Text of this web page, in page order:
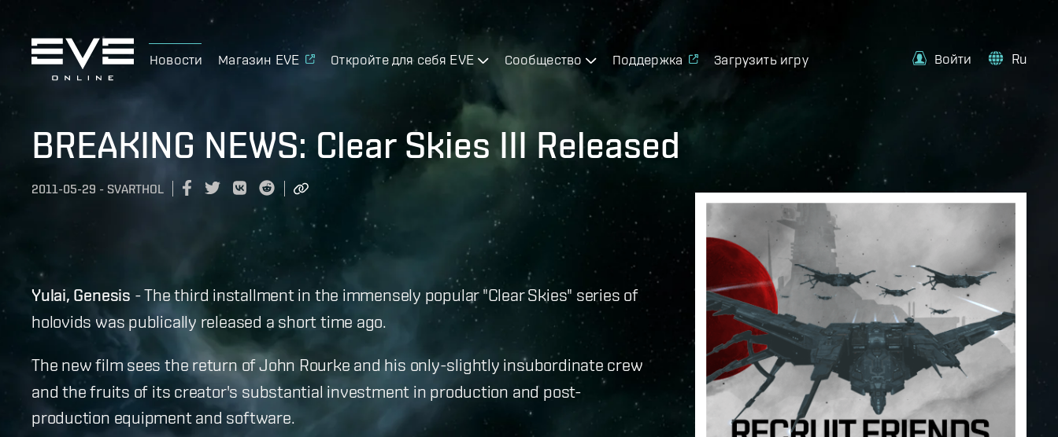
Новости Магазин EVE Откройте для себя EVE Сообщество Поддержка Загрузить игру Войти Ru
BREAKING NEWS: Clear Skies III Released
2011-05-29 - SVARTHOL
Yulai, Genesis - The third installment in the immensely popular "Clear Skies" series of
holovids was publically released a short time ago.
The new film sees the return of John Rourke and his only-slightly insubordinate crew
and the fruits of its creator's substantial investment in production and post-
production equipment and software.